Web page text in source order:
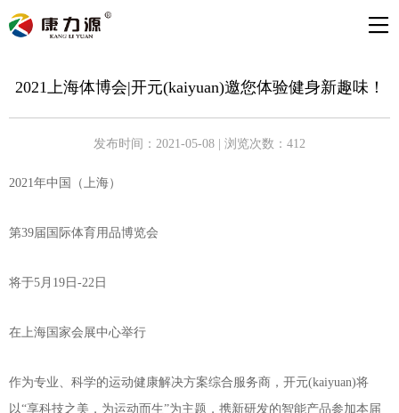
2021上海体博会|开元(kaiyuan)邀您体验健身新趣味！
发布时间：2021-05-08 | 浏览次数：412
2021年中国（上海）
第39届国际体育用品博览会
将于5月19日-22日
在上海国家会展中心举行
作为专业、科学的运动健康解决方案综合服务商，开元(kaiyuan)将
以“享科技之美，为运动而生”为主题，携新研发的智能产品参加本届